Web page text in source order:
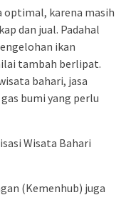
optimal, karena masih
dan jual. Padahal
ikan
tambah berlipat.
bahari, jasa
bumi yang perlu
Wisata Bahari
(Kemenhub) juga